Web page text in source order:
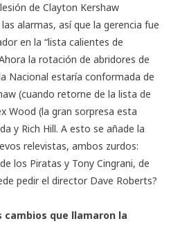
de Clayton Kershaw
alarmas, así que la gerencia fue
en la “lista calientes de
la rotación de abridores de
Nacional estaría conformada de
(cuando retorne de la lista de
Wood (la gran sorpresa esta
y Rich Hill. A esto se añade la
relevistas, ambos zurdos:
los Piratas y Tony Cingrani, de
pedir el director Dave Roberts?
que llamaron la